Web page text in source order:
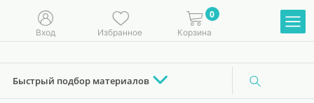
Вход Избранное
0
Корзина
Быстрый подбор материалов